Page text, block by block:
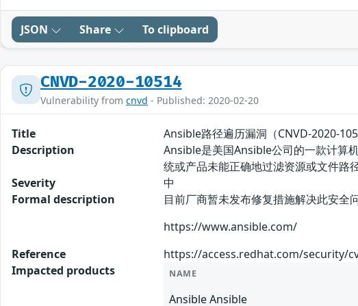
JSON Share To clipboard
CNVD-2020-10514
Vulnerability from cnvd - Published: 2020-02-20
Title
Ansible路径遍历漏洞（CNVD-2020-
Description
Ansible是美国Ansible公司的一款计算
统或产品未能正确地过滤资源或文件路
Severity
中
Formal description
目前厂商暂未发布修复措施解决此安全
https://www.ansible.com/
Reference
https://access.redhat.com/security/
Impacted products
NAME
Ansible Ansible